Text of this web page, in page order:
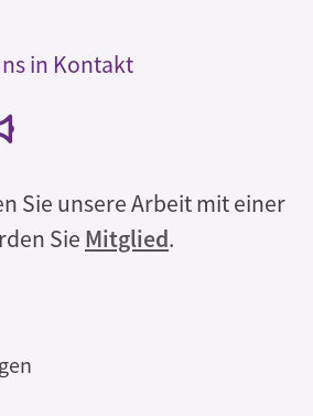
in Kontakt
Sie unsere Arbeit mit einer
Sie Mitglied.